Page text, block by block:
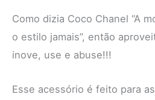
Como dizia Coco Chanel “A
o estilo jamais”, então
inove, use e abuse!!!
Esse acessório é feito para